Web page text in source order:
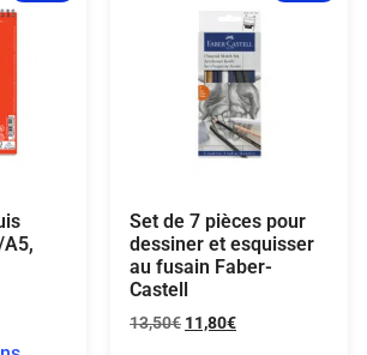
Set de 7 pièces pour
dessiner et esquisser
au fusain Faber-
Castell
13,50€ 11,80€